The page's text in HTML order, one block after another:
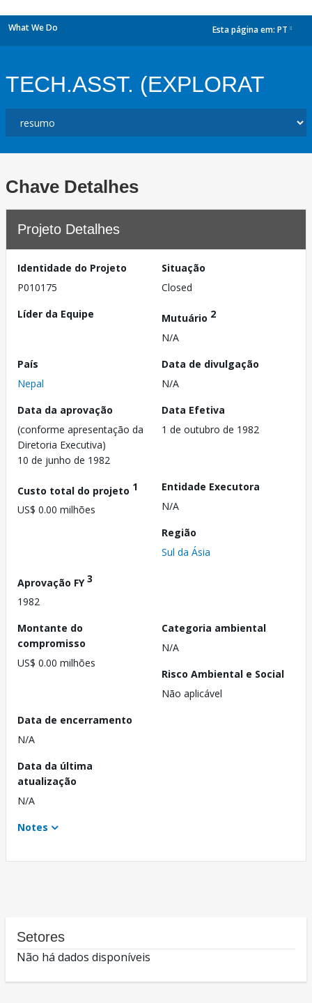
What We Do Esta página em: PT
TECH.ASST. (EXPLORAT
Chave Detalhes
Projeto Detalhes
Identidade do Projeto
P010175
Situação
Closed
Líder da Equipe
Mutuário 2
N/A
País
Nepal
Data de divulgação
N/A
Data da aprovação
(conforme apresentação da
Diretoria Executiva)
10 de junho de 1982
Data Efetiva
1 de outubro de 1982
Custo total do projeto 1
US$ 0.00 milhões
Entidade Executora
N/A
Região
Sul da Ásia
Aprovação FY3
1982
Montante do
compromisso
US$ 0.00 milhões
Categoria ambiental
N/A
Risco Ambiental e Social
Não aplicável
Data de encerramento
N/A
Data da última
atualização
N/A
Notes
Setores
Não há dados disponíveis